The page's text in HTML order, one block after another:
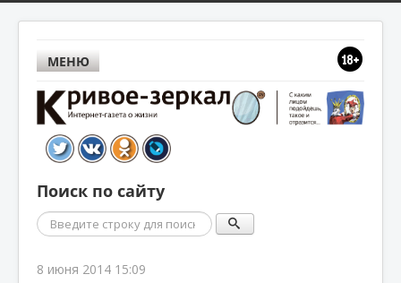
МЕНЮ
Поиск по сайту
Поиск
8 июня 2014 15:09